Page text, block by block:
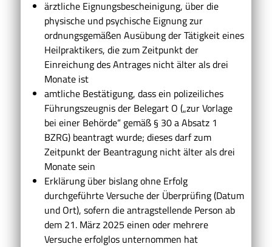
ärztliche Eignungsbescheinigung, über die
physische und psychische Eignung zur
ordnungsgemäßen Ausübung der Tätigkeit eines
Heilpraktikers, die zum Zeitpunkt der
Einreichung des Antrages nicht älter als drei
Monate ist
amtliche Bestätigung, dass ein polizeiliches
Führungszeugnis der Belegart O („zur Vorlage
bei einer Behörde“ gemäß § 30 a Absatz 1
BZRG) beantragt wurde; dieses darf zum
Zeitpunkt der Beantragung nicht älter als drei
Monate sein
Erklärung über bislang ohne Erfolg
durchgeführte Versuche der Überprüfing (Datum
und Ort), sofern die antragstellende Person ab
dem 21. März 2025 einen oder mehrere
Versuche erfolglos unternommen hat